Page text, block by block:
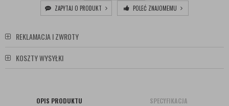
ZAPYTAJ O PRODUKT
POLEĆ ZNAJOMEMU
REKLAMACJA I ZWROTY
KOSZTY WYSYŁKI
OPIS PRODUKTU SPECYFIKACJA